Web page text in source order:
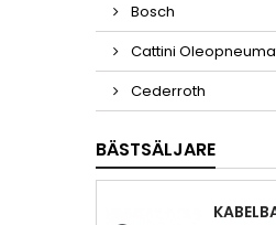
Bosch
Cattini
Cederroth
BÄSTSÄLJARE